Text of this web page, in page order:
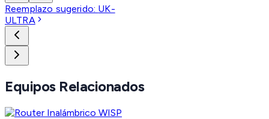
Reemplazo sugerido: UK-
ULTRA
Equipos Relacionados